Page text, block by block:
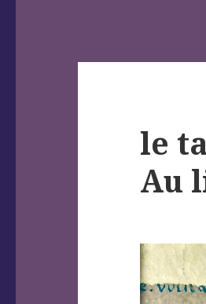
le
Au